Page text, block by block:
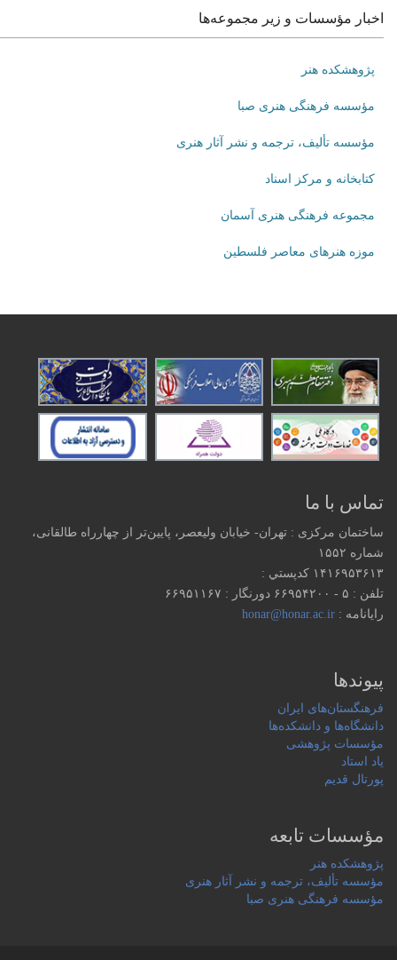
اخبار مؤسسات و زیر مجموعه‌ها
پژوهشکده هنر
مؤسسه فرهنگی هنری صبا
مؤسسه تألیف، ترجمه و نشر آثار هنری
کتابخانه و مرکز اسناد
مجموعه فرهنگی هنری آسمان
موزه هنرهای‌ معاصر فلسطین
تماس با ما
ساختمان مرکزی : تهران- خیابان ولیعصر، پایین‌تر از چهارراه طالقانی،
شماره ۱۵۵۲
۱۴۱۶۹۵۳۶۱۳ كدپستي :
تلفن : ۵ - ۶۶۹۵۴۲۰۰ دورنگار : ۶۶۹۵۱۱۶۷
رایانامه :honar@honar.ac.ir
پیوندها
فرهنگستان‌های ایران
دانشگاه‌ها و دانشکده‌ها
مؤسسات پژوهشی
یاد استاد
پورتال قدیم
مؤسسات تابعه
پژوهشکده هنر
مؤسسه تألیف، ترجمه و نشر آثار هنری
مؤسسه فرهنگی هنری صبا